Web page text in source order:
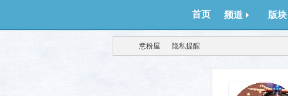
首页 频道 版块
意粉屋 隐私提醒